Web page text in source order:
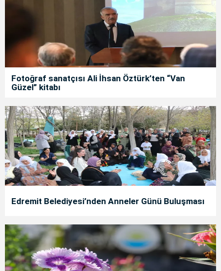
Fotoğraf sanatçısı Ali İhsan Öztürk’ten “Van
Güzel” kitabı
Edremit Belediyesi’nden Anneler Günü Buluşması